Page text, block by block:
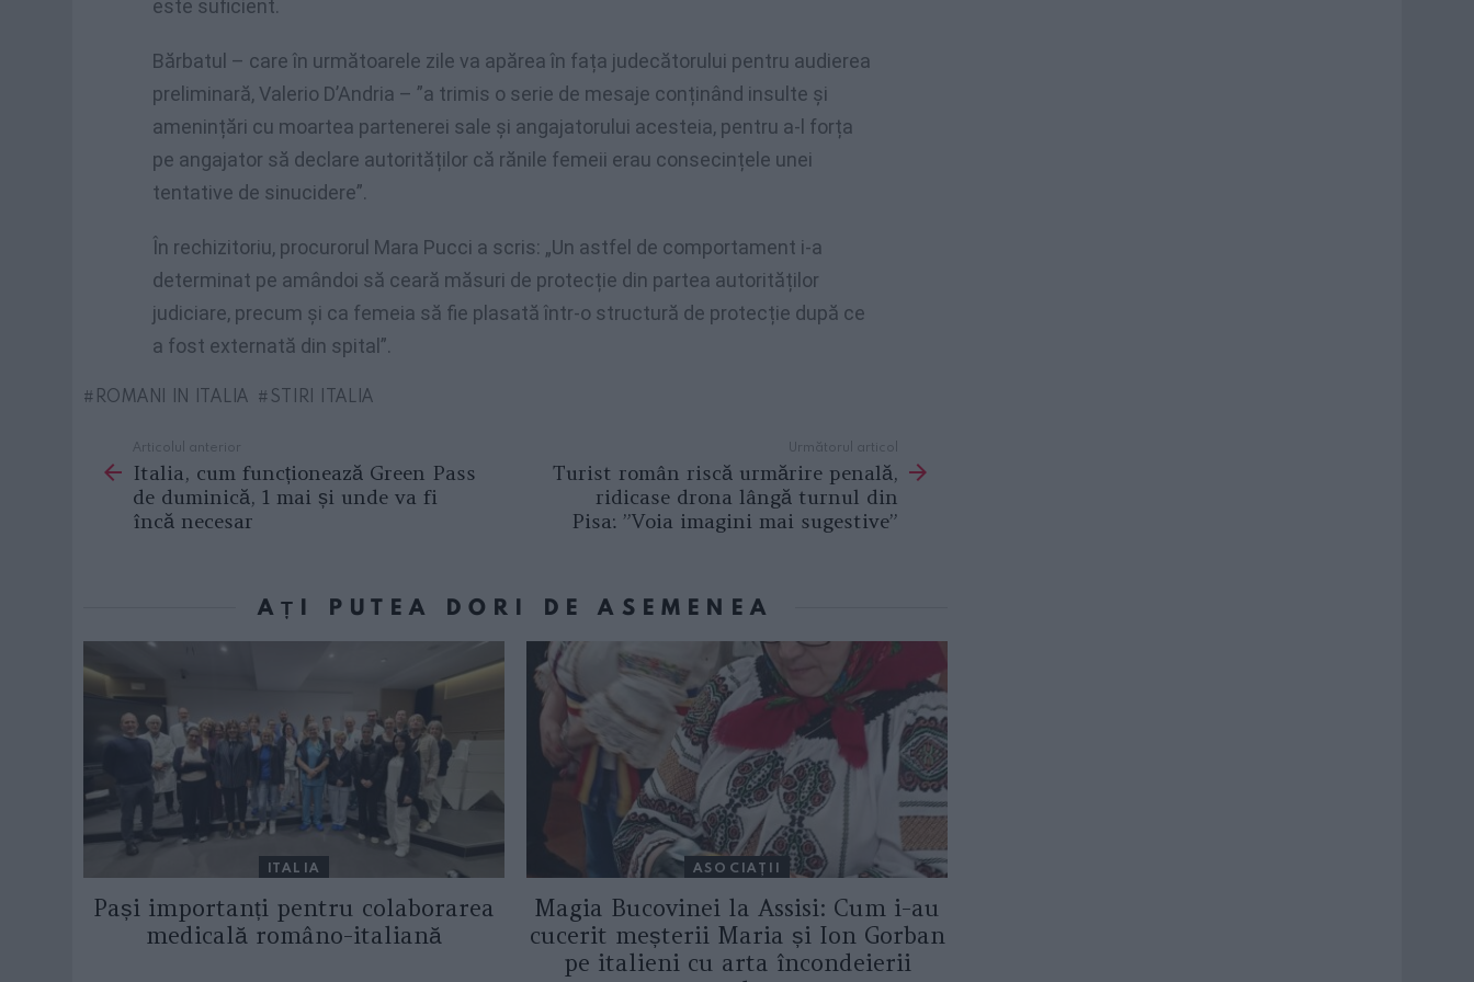
este suficient.
Bărbatul – care în următoarele zile va apărea în fața judecătorului pentru audierea
preliminară, Valerio D’Andria – ”a trimis o serie de mesaje conținând insulte și
amenințări cu moartea partenerei sale și angajatorului acesteia, pentru a-l forța
pe angajator să declare autorităților că rănile femeii erau consecințele unei
tentative de sinucidere”.
În rechizitoriu, procurorul Mara Pucci a scris: „Un astfel de comportament i-a
determinat pe amândoi să ceară măsuri de protecție din partea autorităților
judiciare, precum și ca femeia să fie plasată într-o structură de protecție după ce
a fost externată din spital”.
ROMANI IN ITALIA STIRI ITALIA
more
Articolul anterior
Italia, cum funcționează Green Pass
de duminică, 1 mai și unde va fi
încă necesar
Următorul articol
Turist român riscă urmărire penală,
ridicase drona lângă turnul din
Pisa: ”Voia imagini mai sugestive”
AȚI PUTEA DORI DE ASEMENEA
ITALIA
Pași importanți pentru colaborarea
medicală româno-italiană
ASOCIAŢII
Magia Bucovinei la Assisi: Cum i-au
cucerit meșterii Maria și Ion Gorban
pe italieni cu arta încondeierii